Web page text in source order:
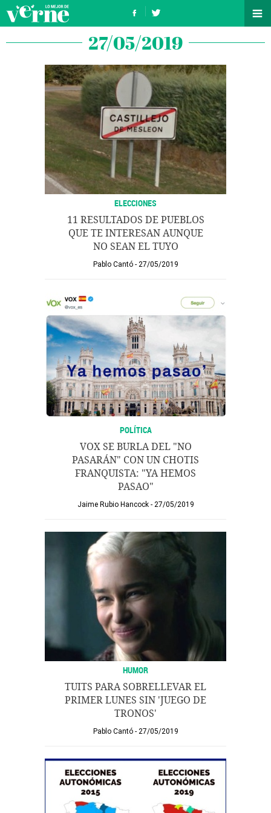
27/05/2019
ELECCIONES
11 RESULTADOS DE PUEBLOS
QUE TE INTERESAN AUNQUE
NO SEAN EL TUYO
Pablo Cantó 27/05/2019
POLÍTICA
VOX SE BURLA DEL "NO
PASARÁN" CON UN CHOTIS
FRANQUISTA: "YA HEMOS
PASAO"
Jaime Rubio Hancock 27/05/2019
HUMOR
TUITS PARA SOBRELLEVAR EL
PRIMER LUNES SIN 'JUEGO DE
TRONOS'
Pablo Cantó 27/05/2019